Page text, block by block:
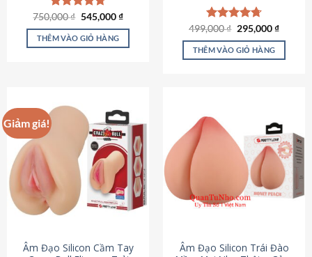
Được xếp
hạng4.70
5 sao
750,000₫ Giá
là:
750,000 ₫.
545,000₫Giá
tại
545,000 ₫.
THÊM VÀO GIỎ HÀNG
Được xếp
hạng4.75
5 sao
499,000₫ Giá
là:
499,000 ₫.
295,000₫Giá
tại
THÊM VÀO GIỎ HÀNG
Giảm giá!
Âm Đạo Silicon Cầm Tay
Âm Đạo Silicon Trái Đào